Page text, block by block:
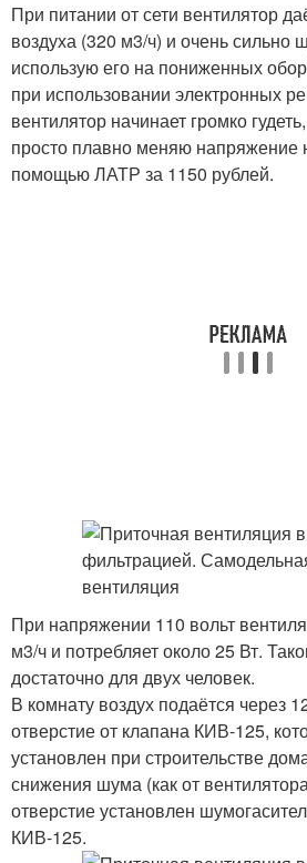
При питании от сети вентилятор
воздуха (320 м3/ч) и очень сильно
использую его на пониженных
при использовании электронных
вентилятор начинает громко
просто плавно меняю напряжение
помощью ЛАТР за 1150 рублей.
При напряжении 110 вольт
м3/ч и потребляет около 25 Вт.
достаточно для двух человек.
В комнату воздух подаётся через
отверстие от клапана КИВ-125,
установлен при строительстве
снижения шума (как от
отверстие установлен
КИВ-125.